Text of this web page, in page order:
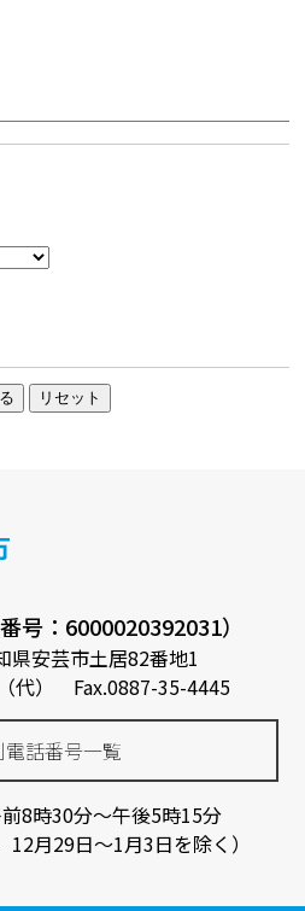
号：6000020392031）
安芸市土居82番地1
代） Fax.0887-35-4445
話番号一覧
8時30分～午後5時15分
12月29日～1月3日を除く）